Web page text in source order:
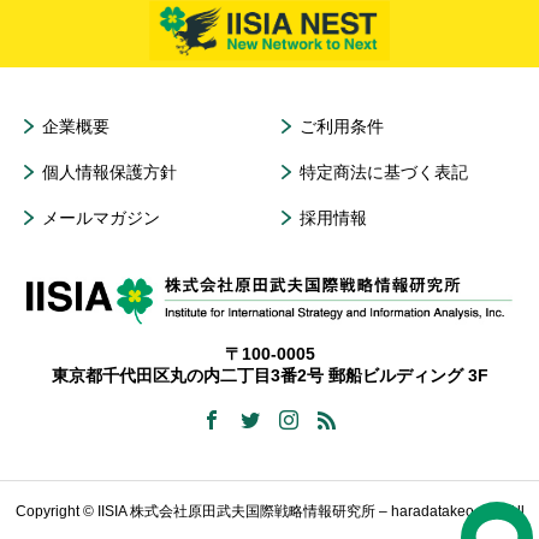
企業概要 ご利用条件
個人情報保護方針 特定商法に基づく表記
メールマガジン 採用情報
〒100-0005
東京都千代田区丸の内二丁目3番2号 郵船ビルディング 3F
Copyright © IISIA 株式会社原田武夫国際戦略情報研究所 – haradatakeo.com All